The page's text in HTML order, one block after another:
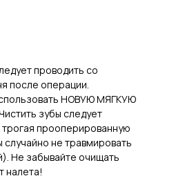
проводить со
после операции.
НОВУЮ МЯГКУЮ
зубы следует
прооперированную
случайно не травмировать
Не забывайте очищать
налета!